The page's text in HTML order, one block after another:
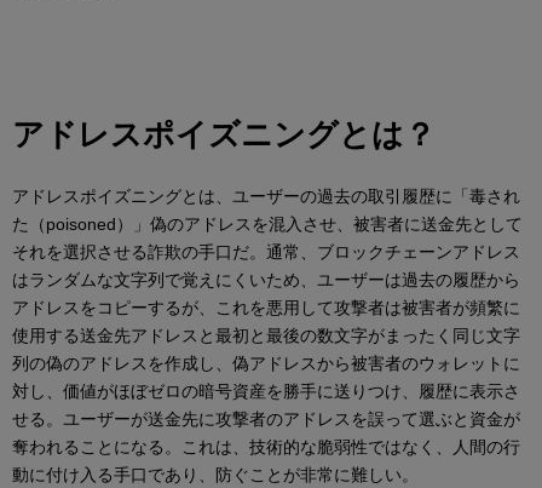
アドレスポイズニングとは？
アドレスポイズニングとは、ユーザーの過去の取引履歴に「毒され
た（poisoned）」偽のアドレスを混入させ、被害者に送金先として
それを選択させる詐欺の手口だ。通常、ブロックチェーンアドレス
はランダムな文字列で覚えにくいため、ユーザーは過去の履歴から
アドレスをコピーするが、これを悪用して攻撃者は被害者が頻繁に
使用する送金先アドレスと最初と最後の数文字がまったく同じ文字
列の偽のアドレスを作成し、偽アドレスから被害者のウォレットに
対し、価値がほぼゼロの暗号資産を勝手に送りつけ、履歴に表示さ
せる。ユーザーが送金先に攻撃者のアドレスを誤って選ぶと資金が
奪われることになる。これは、技術的な脆弱性ではなく、人間の行
動に付け入る手口であり、防ぐことが非常に難しい。